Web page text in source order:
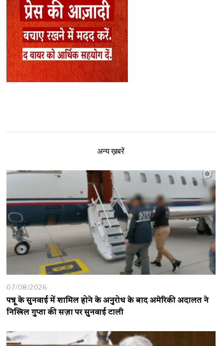
अन्य ख़बरें
07/08/2026
पन्नू के सुनवाई में शामिल होने के अनुरोध के बाद अमेरिकी अदालत ने
निखिल गुप्ता की सज़ा पर सुनवाई टाली